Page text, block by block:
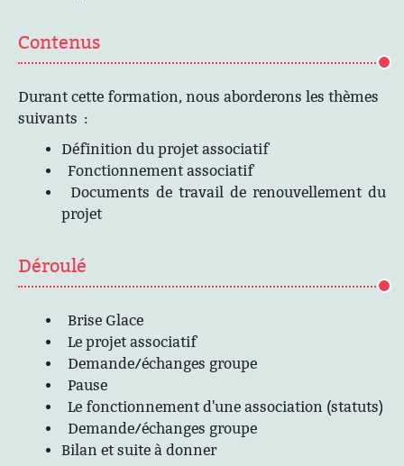
Contenus
Durant cette formation, nous aborderons les thèmes
suivants :
Définition du projet associatif
Fonctionnement associatif
Documents de travail de renouvellement du
projet
Déroulé
Brise Glace
Le projet associatif
Demande/échanges groupe
Pause
Le fonctionnement d'une association (statuts)
Demande/échanges groupe
Bilan et suite à donner